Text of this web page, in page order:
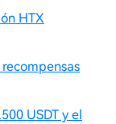
HTX
USDT y el